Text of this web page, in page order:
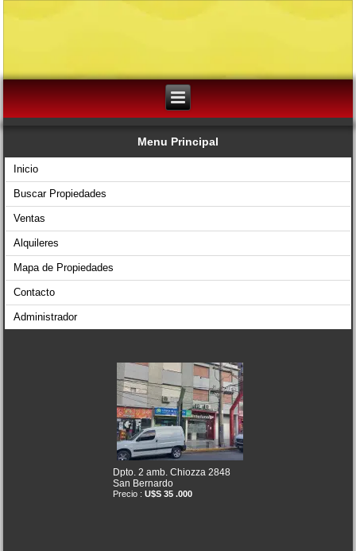
Menu Principal
Inicio
Buscar Propiedades
Ventas
Alquileres
Mapa de Propiedades
Contacto
Administrador
Dpto. 2 amb. Chiozza 2848
San Bernardo
Precio : U$S 35 .000